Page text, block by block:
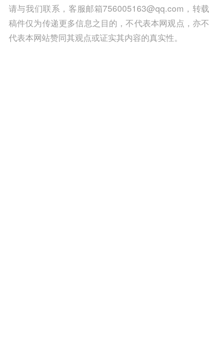
请与我们联系，客服邮箱756005163@qq.com，转载
稿件仅为传递更多信息之目的，不代表本网观点，亦不
代表本网站赞同其观点或证实其内容的真实性。